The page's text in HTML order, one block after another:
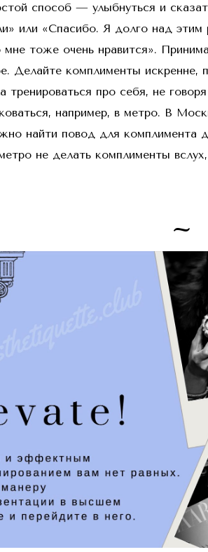
способ — улыбнуться и
или «Спасибо. Я долго над
мне тоже очень нравится».
Делайте комплименты искренне,
тренироваться про себя, не
например, в метро. В
найти повод для комплимента
не делать комплименты
~